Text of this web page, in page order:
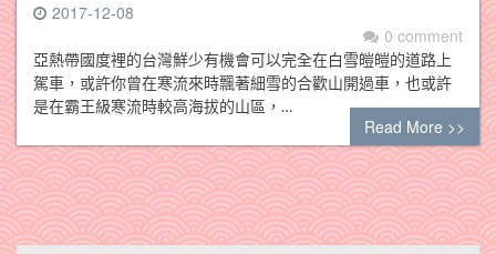
2017-12-08
0 comment
亞熱帶國度裡的台灣鮮少有機會可以完全在白雪皚皚的道路上
駕車，或許你曾在寒流來時飄著細雪的合歡山開過車，也或許
是在霸王級寒流時較高海拔的山區，…
Read More >>